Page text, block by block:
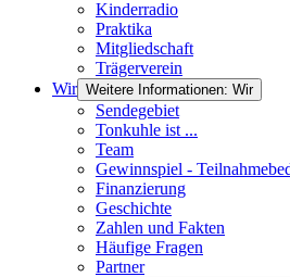
Kinderradio
Praktika
Mitgliedschaft
Trägerverein
Wir Weitere Informationen: Wir
Sendegebiet
Tonkuhle ist ...
Team
Gewinnspiel -
Finanzierung
Geschichte
Zahlen und Fakten
Häufige Fragen
Partner